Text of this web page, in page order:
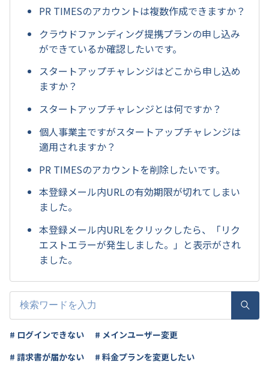
PR TIMESのアカウントは複数作成できますか？
クラウドファンディング提携プランの申し込み
ができているか確認したいです。
スタートアップチャレンジはどこから申し込め
ますか？
スタートアップチャレンジとは何ですか？
個人事業主ですがスタートアップチャレンジは
適用されますか？
PR TIMESのアカウントを削除したいです。
本登録メール内URLの有効期限が切れてしまい
ました。
本登録メール内URLをクリックしたら、「リク
エストエラーが発生しました。」と表示がされ
ました。
# ログインできない
# メインユーザー変更
# 請求書が届かない
# 料金プランを変更したい